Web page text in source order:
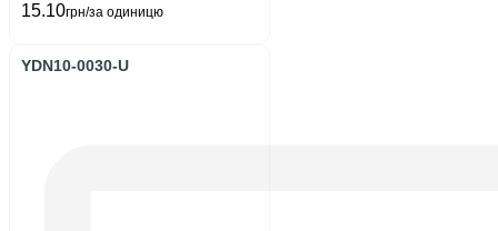
15.10грн/за одиницю
YDN10-0030-U